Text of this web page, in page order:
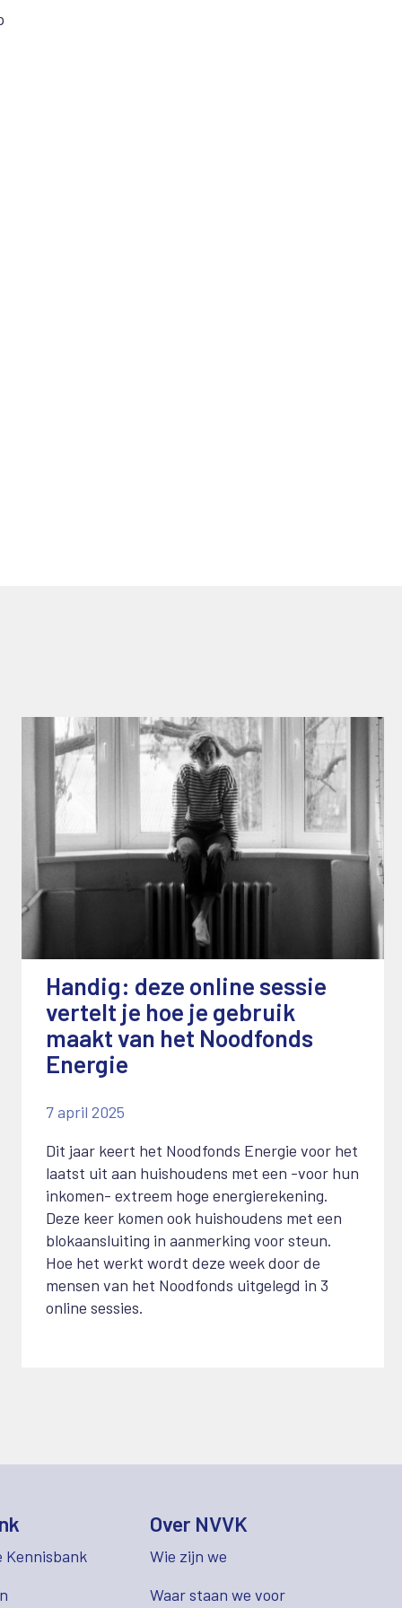
Handig: deze online sessie
vertelt je hoe je gebruik
maakt van het Noodfonds
Energie
7 april 2025
Dit jaar keert het Noodfonds Energie voor het
laatst uit aan huishoudens met een -voor hun
inkomen- extreem hoge energierekening.
Deze keer komen ook huishoudens met een
blokaansluiting in aanmerking voor steun.
Hoe het werkt wordt deze week door de
mensen van het Noodfonds uitgelegd in 3
online sessies.
Kennisbank
Over NVVK
Wie zijn we
Waar staan we voor